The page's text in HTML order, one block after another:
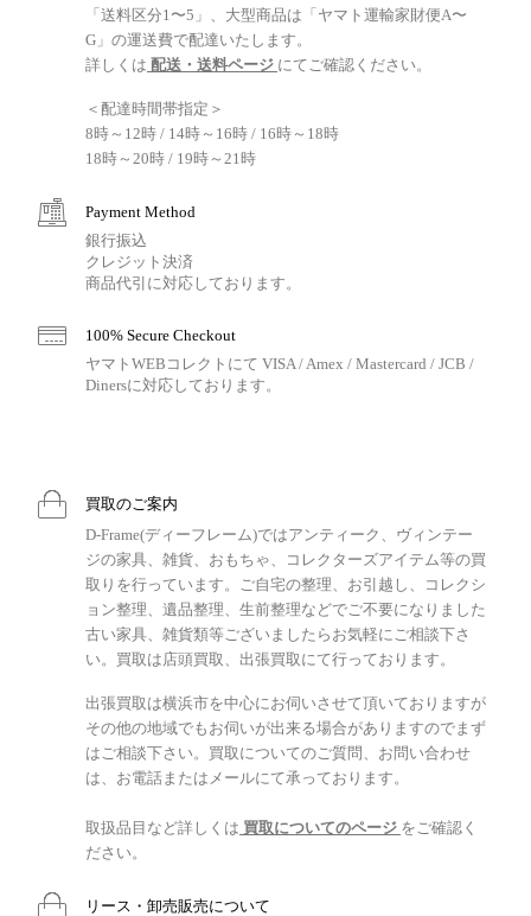
「送料区分1〜5」、大型商品は「ヤマト運輸家財便A〜
G」の運送費で配達いたします。
詳しくは 配送・送料ページ にてご確認ください。
＜配達時間帯指定＞
8時～12時 / 14時～16時 / 16時～18時
18時～20時 / 19時～21時
Payment Method
銀行振込
クレジット決済
商品代引に対応しております。
100% Secure Checkout
ヤマトWEBコレクトにて VISA / Amex / Mastercard / JCB /
Dinersに対応しております。
買取のご案内
D-Frame(ディーフレーム)ではアンティーク、ヴィンテー
ジの家具、雑貨、おもちゃ、コレクターズアイテム等の買
取りを行っています。ご自宅の整理、お引越し、コレクシ
ョン整理、遺品整理、生前整理などでご不要になりました
古い家具、雑貨類等ございましたらお気軽にご相談下さ
い。買取は店頭買取、出張買取にて行っております。
出張買取は横浜市を中心にお伺いさせて頂いておりますが
その他の地域でもお伺いが出来る場合がありますのでまず
はご相談下さい。買取についてのご質問、お問い合わせ
は、お電話またはメールにて承っております。
取扱品目など詳しくは 買取についてのページ をご確認く
ださい。
リース・卸売販売について